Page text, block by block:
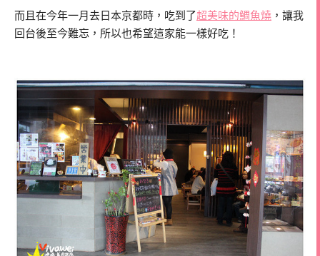
而且在今年一月去日本京都時，吃到了超美味的鯛魚燒 ，讓我
回台後至今難忘，所以也希望這家能一樣好吃！